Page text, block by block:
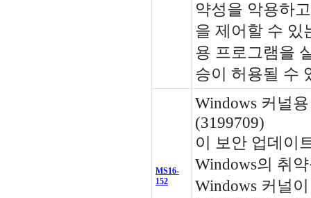
약성을 악용하
을 제어할 수 있
용 프로그램을
승이 허용될 수
MS16-
152
Windows 커널
(3199709)
이 보안 업데이
Windows의 취
Windows 커널